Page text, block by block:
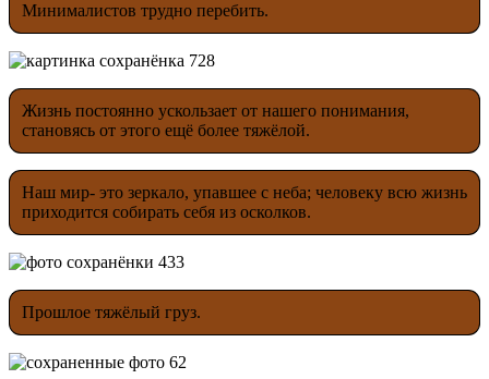
Минималистов трудно перебить.
Жизнь постоянно ускользает от нашего понимания,
становясь от этого ещё более тяжёлой.
Наш мир- это зеркало, упавшее с неба; человеку всю жизнь
приходится собирать себя из осколков.
Прошлое тяжёлый груз.